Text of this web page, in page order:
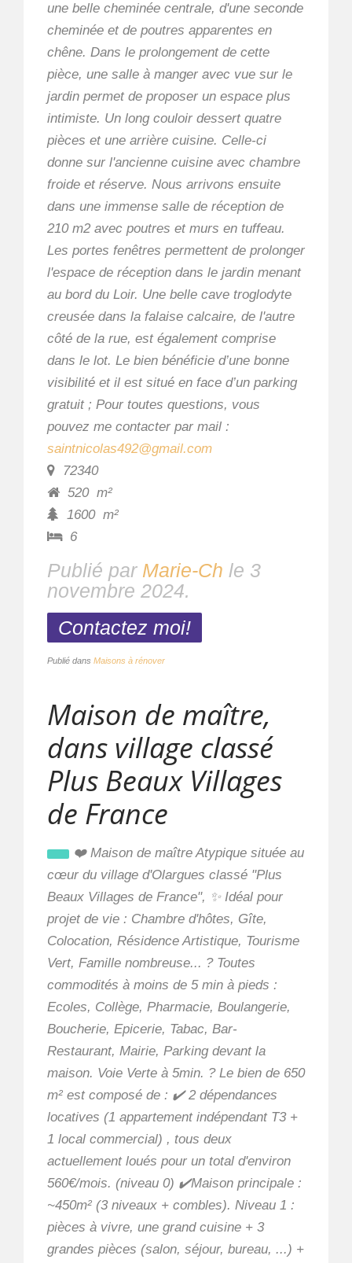
une belle cheminée centrale, d'une seconde
cheminée et de poutres apparentes en
chêne. Dans le prolongement de cette
pièce, une salle à manger avec vue sur le
jardin permet de proposer un espace plus
intimiste. Un long couloir dessert quatre
pièces et une arrière cuisine. Celle-ci
donne sur l'ancienne cuisine avec chambre
froide et réserve. Nous arrivons ensuite
dans une immense salle de réception de
210 m2 avec poutres et murs en tuffeau.
Les portes fenêtres permettent de prolonger
l'espace de réception dans le jardin menant
au bord du Loir. Une belle cave troglodyte
creusée dans la falaise calcaire, de l'autre
côté de la rue, est également comprise
dans le lot. Le bien bénéficie d’une bonne
visibilité et il est situé en face d’un parking
gratuit ; Pour toutes questions, vous
pouvez me contacter par mail :
saintnicolas492@gmail.com
72340
520 m²
1600 m²
6
Publié par Marie-Ch le 3
novembre 2024.
Contactez moi!
Publié dans Maisons à rénover
Maison de maître,
dans village classé
Plus Beaux Villages
de France
❤️ Maison de maître Atypique située au
cœur du village d'Olargues classé "Plus
Beaux Villages de France", ✨ Idéal pour
projet de vie : Chambre d'hôtes, Gîte,
Colocation, Résidence Artistique, Tourisme
Vert, Famille nombreuse... ? Toutes
commodités à moins de 5 min à pieds :
Ecoles, Collège, Pharmacie, Boulangerie,
Boucherie, Epicerie, Tabac, Bar-
Restaurant, Mairie, Parking devant la
maison. Voie Verte à 5min. ? Le bien de 650
m² est composé de : ✔️ 2 dépendances
locatives (1 appartement indépendant T3 +
1 local commercial) , tous deux
actuellement loués pour un total d'environ
560€/mois. (niveau 0) ✔️Maison principale :
~450m² (3 niveaux + combles). Niveau 1 :
pièces à vivre, une grand cuisine + 3
grandes pièces (salon, séjour, bureau, ...) +